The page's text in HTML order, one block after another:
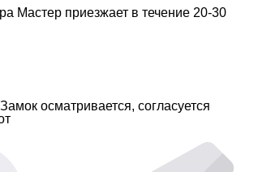
Мастер приезжает в течение 20-30
Замок осматривается, согласуется